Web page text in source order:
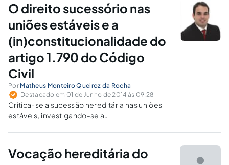
O direito sucessório nas
uniões estáveis e a
(in)constitucionalidade do
artigo 1.790 do Código
Civil
Por Matheus Monteiro Queiroz da Rocha
Destacado em 01 de Junho de 2014 às 09:28
Critica-se a sucessão hereditária nas uniões
estáveis, investigando-se a
Civil frente o art. 226, §3º, da Constituição.
Vocação hereditária do